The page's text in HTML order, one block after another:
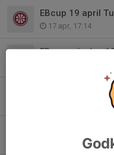
EBcup 19 april
17 apr, 17:14
EB cup söndag
Ingen träning
19 mar, 21:10